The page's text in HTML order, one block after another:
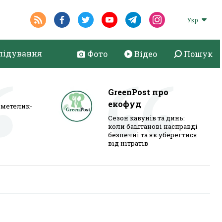
Укр
Фото Відео Пошук
GreenPost про
екофуд
Сезон кавунів та динь:
коли баштанові насправді
безпечні та як уберегтися
від нітратів